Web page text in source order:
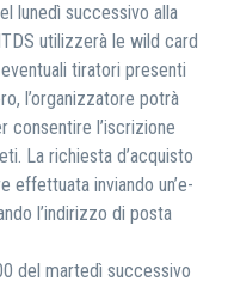
lunedì successivo alla
utilizzerà le wild card
tiratori presenti
l’organizzatore potrà
consentire l’iscrizione
La richiesta d’acquisto
effettuata inviando un’e-
l’indirizzo di posta
del martedì successivo